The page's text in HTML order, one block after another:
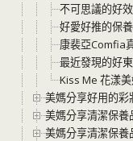
不可思議的好
好愛好推的保
康裴亞Comfia
最近發現的好
Kiss Me 花漾
美媽分享好用的彩
美媽分享清潔保養
美媽分享清潔保養